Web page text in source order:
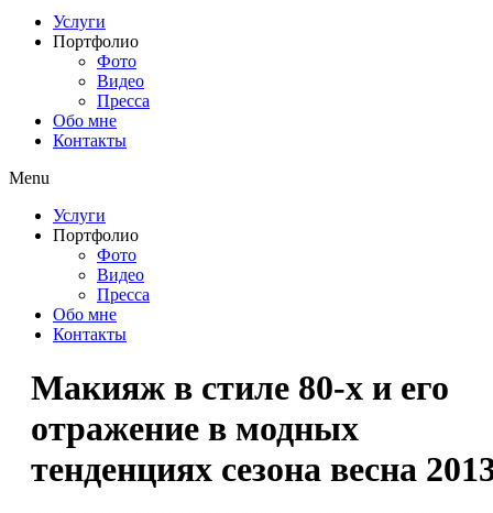
Услуги
Портфолио
Фото
Видео
Пресса
Обо мне
Контакты
Menu
Услуги
Портфолио
Фото
Видео
Пресса
Обо мне
Контакты
Макияж в стиле 80-х и его
отражение в модных
тенденциях сезона весна